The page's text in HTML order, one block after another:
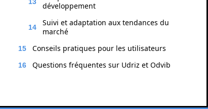
développement
Suivi et adaptation aux tendances du
marché
Conseils pratiques pour les utilisateurs
Questions fréquentes sur Udriz et Odvib